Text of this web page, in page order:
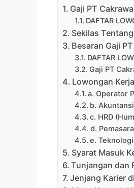
Gaji PT
DAFTAR
Sekilas
Besaran Gaji
DAFTAR
Gaji PT
Lowongan
a. Operator
b.
c. HRD
d.
e. Teknologi
Syarat Masuk
Tunjangan dan
Jenjang Karier